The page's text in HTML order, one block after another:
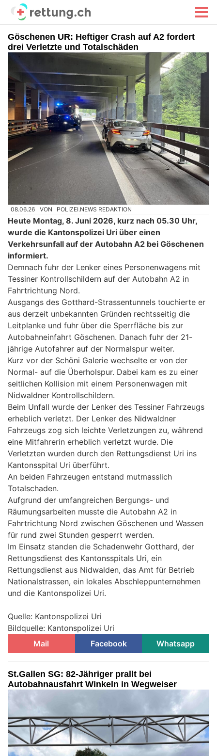
Göschenen UR: Heftiger Crash auf A2 fordert
drei Verletzte und Totalschäden
08.06.26 VON POLIZEI.NEWS REDAKTION
Heute Montag, 8. Juni 2026, kurz nach 05.30 Uhr,
wurde die Kantonspolizei Uri über einen
Verkehrsunfall auf der Autobahn A2 bei Göschenen
informiert.
Demnach fuhr der Lenker eines Personenwagens mit
Tessiner Kontrollschildern auf der Autobahn A2 in
Fahrtrichtung Nord.
Ausgangs des Gotthard-Strassentunnels touchierte er
aus derzeit unbekannten Gründen rechtsseitig die
Leitplanke und fuhr über die Sperrfläche bis zur
Autobahneinfahrt Göschenen. Danach fuhr der 21-
jährige Autofahrer auf der Normalspur weiter.
Kurz vor der Schöni Galerie wechselte er von der
Normal- auf die Überholspur. Dabei kam es zu einer
seitlichen Kollision mit einem Personenwagen mit
Nidwaldner Kontrollschildern.
Beim Unfall wurde der Lenker des Tessiner Fahrzeugs
erheblich verletzt. Der Lenker des Nidwaldner
Fahrzeugs zog sich leichte Verletzungen zu, während
eine Mitfahrerin erheblich verletzt wurde. Die
Verletzten wurden durch den Rettungsdienst Uri ins
Kantonsspital Uri überführt.
An beiden Fahrzeugen entstand mutmasslich
Totalschaden.
Aufgrund der umfangreichen Bergungs- und
Räumungsarbeiten musste die Autobahn A2 in
Fahrtrichtung Nord zwischen Göschenen und Wassen
für rund zwei Stunden gesperrt werden.
Im Einsatz standen die Schadenwehr Gotthard, der
Rettungsdienst des Kantonsspitals Uri, ein
Rettungsdienst aus Nidwalden, das Amt für Betrieb
Nationalstrassen, ein lokales Abschleppunternehmen
und die Kantonspolizei Uri.
Quelle: Kantonspolizei Uri
Bildquelle: Kantonspolizei Uri
Mail
Facebook Whatsapp
St.Gallen SG: 82-Jähriger prallt bei
Autobahnausfahrt Winkeln in Wegweiser